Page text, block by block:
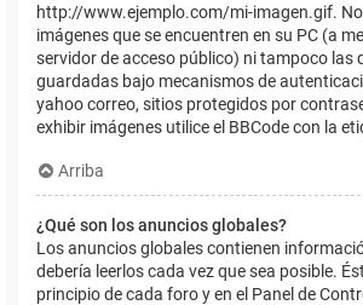
http://www.ejemplo.com/mi-imagen.gif.
imágenes que se encuentren en su PC (a
servidor de acceso público) ni tampoco las
guardadas bajo mecanismos de
yahoo correo, sitios protegidos por
exhibir imágenes utilice el BBCode con la
Arriba
¿Qué son los anuncios globales?
Los anuncios globales contienen
debería leerlos cada vez que sea posible.
principio de cada foro y en el Panel de